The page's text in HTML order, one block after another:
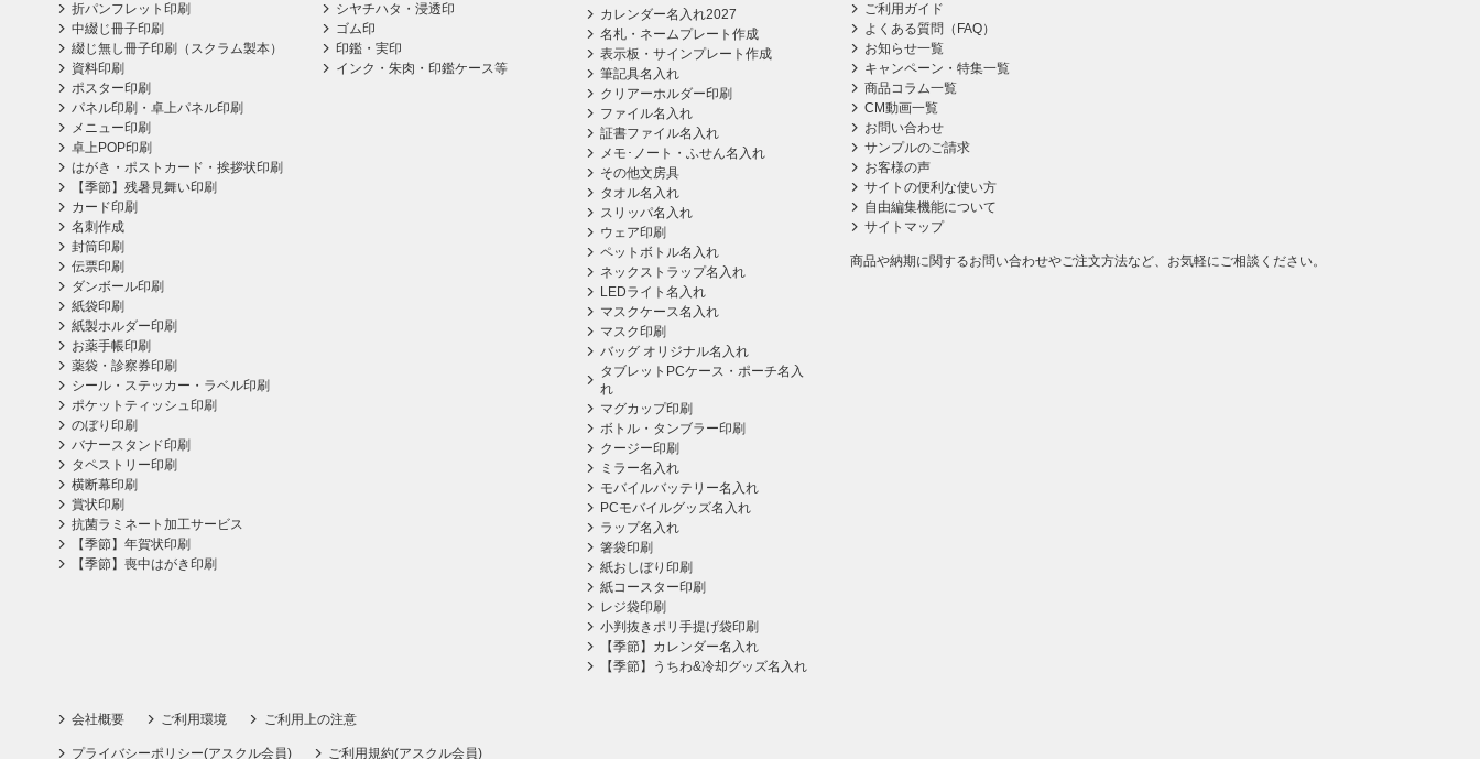
折パンフレット印刷
中綴じ冊子印刷
綴じ無し冊子印刷（スクラム製本）
資料印刷
ポスター印刷
パネル印刷・卓上パネル印刷
メニュー印刷
卓上POP印刷
はがき・ポストカード・挨拶状印刷
【季節】残暑見舞い印刷
カード印刷
名刺作成
封筒印刷
伝票印刷
ダンボール印刷
紙袋印刷
紙製ホルダー印刷
お薬手帳印刷
薬袋・診察券印刷
シール・ステッカー・ラベル印刷
ポケットティッシュ印刷
のぼり印刷
バナースタンド印刷
タペストリー印刷
横断幕印刷
賞状印刷
抗菌ラミネート加工サービス
【季節】年賀状印刷
【季節】喪中はがき印刷
シヤチハタ・浸透印
ゴム印
印鑑・実印
インク・朱肉・印鑑ケース等
カレンダー名入れ2027
名札・ネームプレート作成
表示板・サインプレート作成
筆記具名入れ
クリアーホルダー印刷
ファイル名入れ
証書ファイル名入れ
メモ･ノート・ふせん名入れ
その他文房具
タオル名入れ
スリッパ名入れ
ウェア印刷
ペットボトル名入れ
ネックストラップ名入れ
LEDライト名入れ
マスクケース名入れ
マスク印刷
バッグ オリジナル名入れ
タブレットPCケース・ポーチ名入
れ
マグカップ印刷
ボトル・タンブラー印刷
クージー印刷
ミラー名入れ
モバイルバッテリー名入れ
PCモバイルグッズ名入れ
ラップ名入れ
箸袋印刷
紙おしぼり印刷
紙コースター印刷
レジ袋印刷
小判抜きポリ手提げ袋印刷
【季節】カレンダー名入れ
【季節】うちわ&冷却グッズ名入れ
ご利用ガイド
よくある質問（FAQ）
お知らせ一覧
キャンペーン・特集一覧
商品コラム一覧
CM動画一覧
お問い合わせ
サンプルのご請求
お客様の声
サイトの便利な使い方
自由編集機能について
サイトマップ
商品や納期に関するお問い合わせやご注文方法など、お気軽にご相談ください。
会社概要 ご利用環境 ご利用上の注意
プライバシーポリシー(アスクル会員) ご利用規約(アスクル会員)